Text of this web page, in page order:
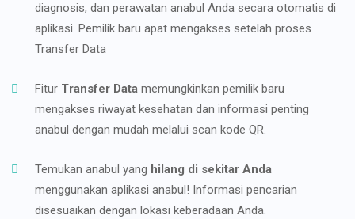
diagnosis, dan perawatan anabul Anda secara otomatis di
aplikasi. Pemilik baru apat mengakses setelah proses
Transfer Data
Fitur Transfer Data memungkinkan pemilik baru
mengakses riwayat kesehatan dan informasi penting
anabul dengan mudah melalui scan kode QR.
Temukan anabul yang hilang di sekitar Anda
menggunakan aplikasi anabul! Informasi pencarian
disesuaikan dengan lokasi keberadaan Anda.